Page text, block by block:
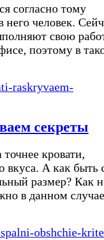
согласно тому
него человек.
свою
поэтому в
секреты
кровати,
вкуса. А как быть
размер? Как
в данном случае